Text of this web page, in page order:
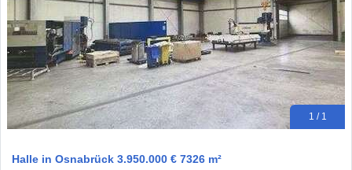
1 / 1
Halle in Osnabrück 3.950.000 € 7326 m²